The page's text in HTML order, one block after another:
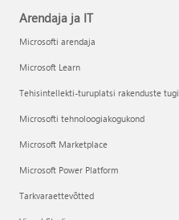
Arendaja ja IT
Microsofti arendaja
Microsoft Learn
Tehisintellekti-turuplatsi rakenduste tugi
Microsofti tehnoloogiakogukond
Microsoft Marketplace
Microsoft Power Platform
Tarkvaraettevõtted